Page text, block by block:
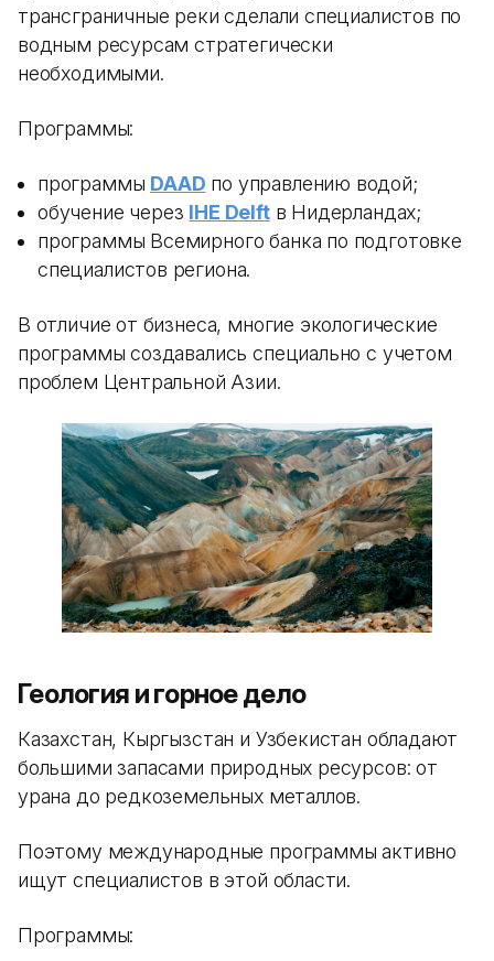
трансграничные реки сделали специалистов по
водным ресурсам стратегически
необходимыми.
Программы:
программы DAAD по управлению водой;
обучение через IHE Delftв Нидерландах;
программы Всемирного банка по подготовке
специалистов региона.
В отличие от бизнеса, многие экологические
программы создавались специально с учетом
проблем Центральной Азии.
Геология и горное дело
Казахстан, Кыргызстан и Узбекистан обладают
большими запасами природных ресурсов: от
урана до редкоземельных металлов.
Поэтому международные программы активно
ищут специалистов в этой области.
Программы: